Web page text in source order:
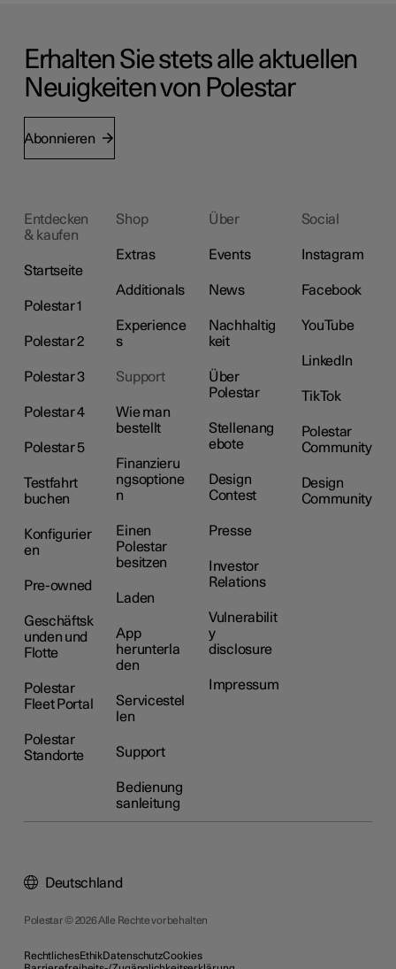
Erhalten Sie stets alle aktuellen
Neuigkeiten von Polestar
Abonnieren
Entdecken
& kaufen
Startseite
Polestar 1
Polestar 2
Polestar 3
Polestar 4
Polestar 5
Testfahrt
buchen
Konfigurier
en
Pre-owned
Geschäftsk
unden und
Flotte
Polestar
Fleet Portal
Polestar
Standorte
Shop
Extras
Additionals
Experience
s
Support
Wie man
bestellt
Finanzieru
ngsoptione
n
Einen
Polestar
besitzen
Laden
App
herunterla
den
Servicestel
len
Support
Bedienung
sanleitung
Über
Events
News
Nachhaltig
keit
Über
Polestar
Stellenang
ebote
Design
Contest
Presse
Investor
Relations
Vulnerabilit
y
disclosure
Impressum
Social
Instagram
Facebook
YouTube
LinkedIn
TikTok
Polestar
Community
Design
Community
Polestar © 2026 Alle Rechte vorbehalten
RechtlichesEthikDatenschutzCookies
Deutschland